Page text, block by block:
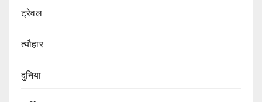
ट्रेवल
त्यौहार
दुनिया